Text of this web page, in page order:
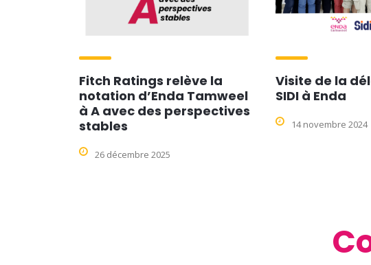
Fitch Ratings relève la
notation d’Enda Tamweel
à A avec des perspectives
stables
26 décembre 2025
Visite de la
SIDI à Enda
14 novembre 2024